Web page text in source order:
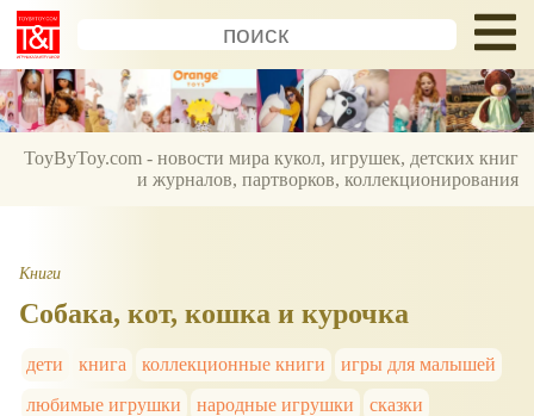
ToyByToy.com - новости мира кукол, игрушек, детских книг
и журналов, партворков, коллекционирования
Книги
Собака, кот, кошка и курочка
дети книга коллекционные книги
игры для малышей
любимые игрушки
народные игрушки
сказки